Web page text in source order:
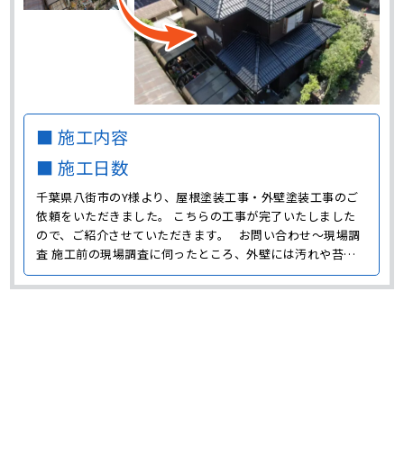
■ 施工内容
■ 施工日数
千葉県八街市のY様より、屋根塗装工事・外壁塗装工事のご
依頼をいただきました。 こちらの工事が完了いたしました
ので、ご紹介させていただきます。 お問い合わせ～現場調
査 施工前の現場調査に伺ったところ、外壁には汚れや苔、
コーキングの劣化が見られました。 また屋根には色褪せや
苔の付着が見られ、美観だけではなく防水性も低下している